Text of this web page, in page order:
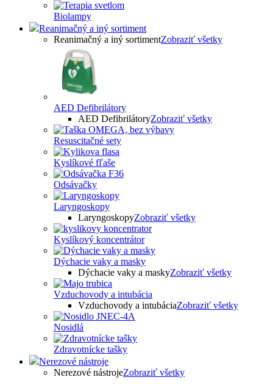
Biolampy
Reanimačný a iný sortiment
Reanimačný a iný sortimentZobraziť všetky
AED Defibrilátory
AED DefibrilátoryZobraziť všetky
Resuscitačné sety
Kyslíkové fľaše
Odsávačky
Laryngoskopy
LaryngoskopyZobraziť všetky
Kyslíkový koncentrátor
Dýchacie vaky a masky
Dýchacie vaky a maskyZobraziť všetky
Vzduchovody a intubácia
Vzduchovody a intubáciaZobraziť všetky
Nosidlá
Zdravotnícke tašky
Nerezové nástroje
Nerezové nástrojeZobraziť všetky